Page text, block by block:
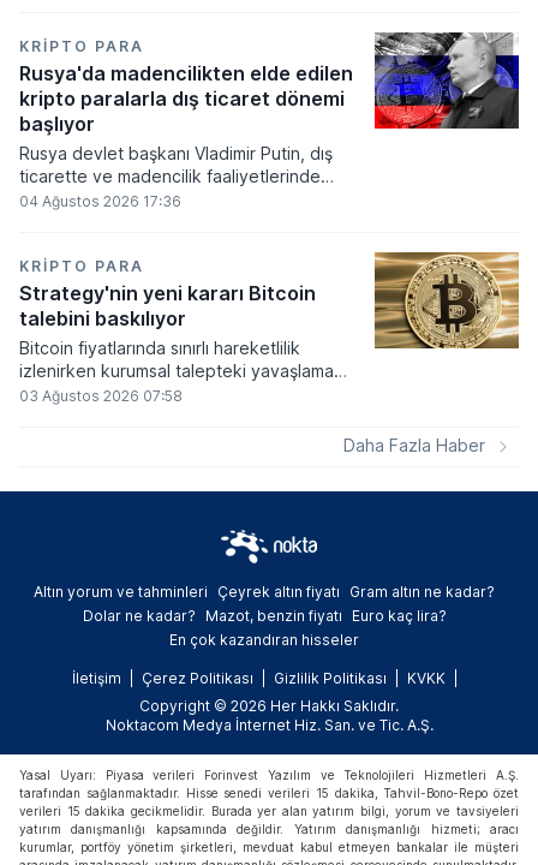
kayıplarının tetikleyeceği kredi krizinin
küresel likidite artışına yol açacağını belirtti
ve bitcoinin bu süreçte en hızlı tepki veren
varlık olacağı vurguladı.
KRIPTO PARA
Rusya'da madencilikten elde edilen
kripto paralarla dış ticaret dönemi
başlıyor
Rusya devlet başkanı Vladimir Putin, dış
ticarette ve madencilik faaliyetlerinde
kripto varlıkların kullanımına onay veren
elde edilen dijital paraların belirli şartlar
altında dolaşımına ve menkul kıymet
alımlarında kullanılmasına olanak sağlanıyor.
04 Ağustos 2026 17:36
KRIPTO PARA
Strategy'nin yeni kararı Bitcoin
talebini baskılıyor
Bitcoin fiyatlarında sınırlı hareketlilik
izlenirken kurumsal talepteki yavaşlama
piyasa dinamiklerini etkiliyor. ABD Merkez
03 Ağustos 2026 07:58
Daha Fazla Haber
Altın yorum ve tahminleri Çeyrek altın fiyatı
Gram altın ne kadar?
Dolar ne kadar?
Mazot, benzin fiyatı
Euro kaç lira?
En çok kazandıran hisseler
İletişim Çerez Politikası Gizlilik Politikası
KVKK
Copyright © 2026 Her Hakkı Saklıdır.
Noktacom Medya İnternet Hiz. San. ve Tic. A.Ş.
Yasal Uyarı: Piyasa verileri Forinvest Yazılım ve Teknolojileri Hizmetleri A.Ş.
tarafından sağlanmaktadır. Hisse senedi verileri 15 dakika, Tahvil-Bono-Repo özet
verileri 15 dakika gecikmelidir. Burada yer alan yatırım bilgi, yorum ve tavsiyeleri
yatırım danışmanlığı kapsamında değildir. Yatırım danışmanlığı hizmeti; aracı
kurumlar, portföy yönetim şirketleri, mevduat kabul etmeyen bankalar ile müşteri